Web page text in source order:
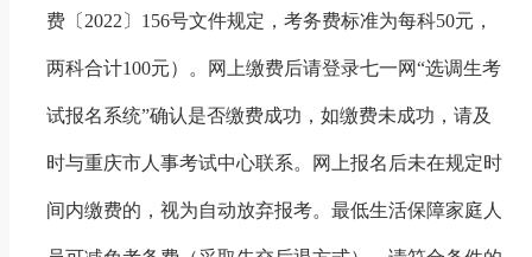
费〔 2022 〕 156号文件规定，考务费标准为每科50元，
两科合计100元）。网上缴费后请登录七一网“选调生考
试报名系统”确认是否缴费成功，如缴费未成功，请及
时与重庆市人事考试中心联系。网上报名后未在规定时
间内缴费的，视为自动放弃报考。 最低生活保障家庭人